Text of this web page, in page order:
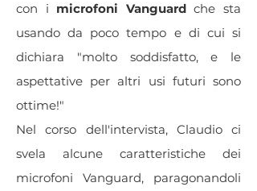
con i microfoni Vanguardche sta
usando da poco tempo e di cui si
dichiara "molto soddisfatto, e le
aspettative per altri usi futuri sono
ottime!"
Nel corso dell'intervista, Claudio ci
svela alcune caratteristiche dei
microfoni Vanguard, paragonandoli